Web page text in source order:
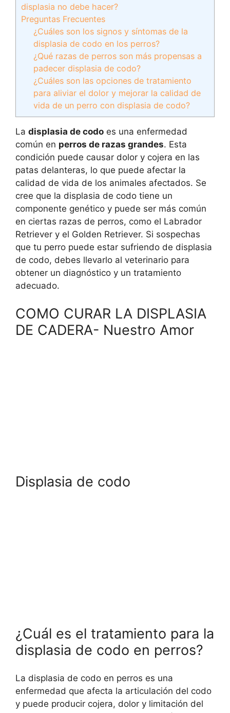
displasia no debe hacer?
Preguntas Frecuentes
¿Cuáles son los signos y síntomas de la
displasia de codo en los perros?
¿Qué razas de perros son más propensas a
padecer displasia de codo?
¿Cuáles son las opciones de tratamiento
para aliviar el dolor y mejorar la calidad de
vida de un perro con displasia de codo?
La displasia de codo es una enfermedad
común en perros de razas grandes. Esta
condición puede causar dolor y cojera en las
patas delanteras, lo que puede afectar la
calidad de vida de los animales afectados. Se
cree que la displasia de codo tiene un
componente genético y puede ser más común
en ciertas razas de perros, como el Labrador
Retriever y el Golden Retriever. Si sospechas
que tu perro puede estar sufriendo de displasia
de codo, debes llevarlo al veterinario para
obtener un diagnóstico y un tratamiento
adecuado.
COMO CURAR LA DISPLASIA
DE CADERA- Nuestro Amor
Displasia de codo
¿Cuál es el tratamiento para la
displasia de codo en perros?
La displasia de codo en perros es una
enfermedad que afecta la articulación del codo
y puede producir cojera, dolor y limitación del